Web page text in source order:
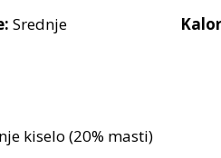
Srednje
kiselo (20% masti)